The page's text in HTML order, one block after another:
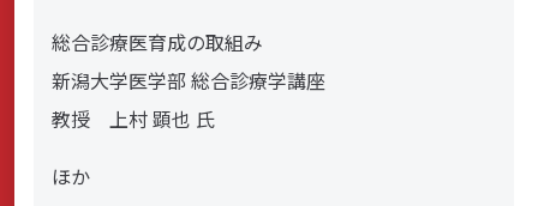
総合診療医育成の取組み
新潟大学医学部 総合診療学講座
教授 上村 顕也 氏
ほか